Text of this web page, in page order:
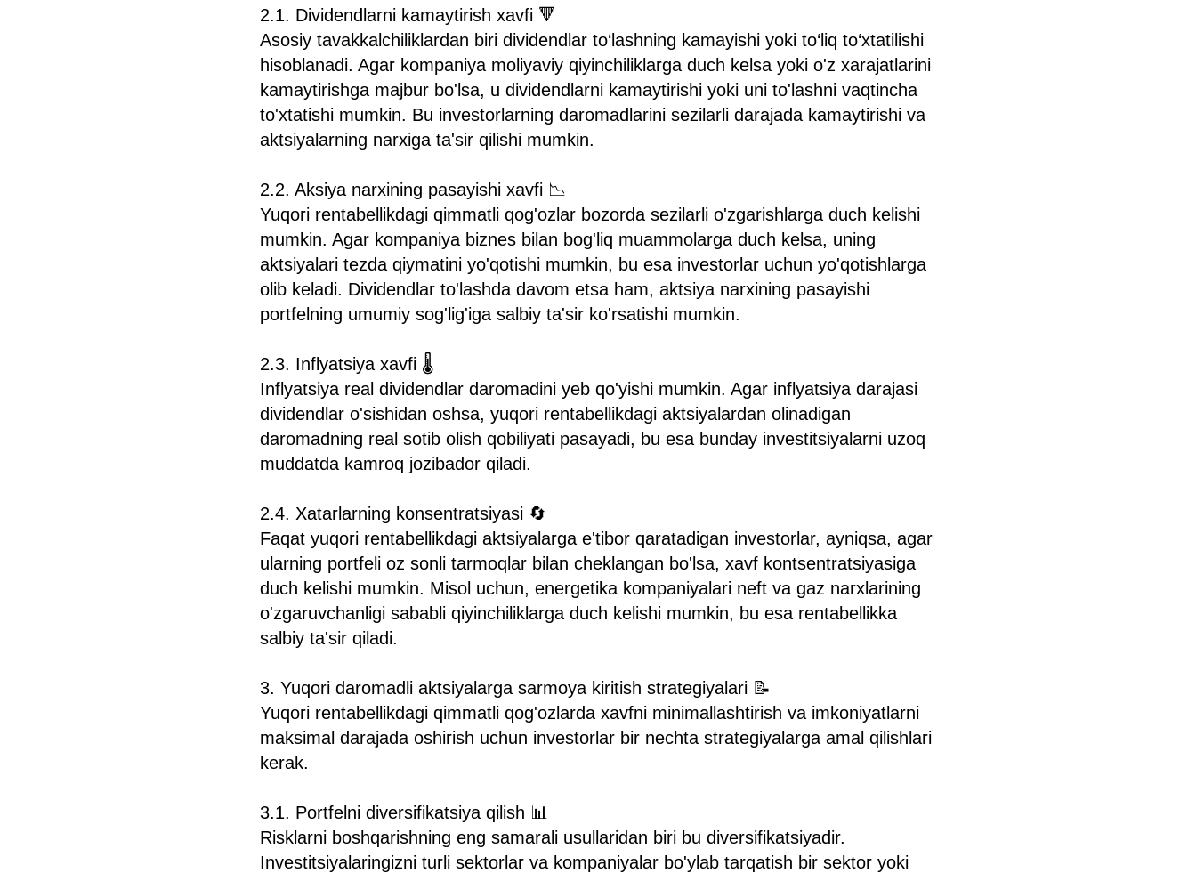
2.1. Dividendlarni kamaytirish xavfi 🔻
Asosiy tavakkalchiliklardan biri dividendlar to‘lashning kamayishi yoki to‘liq to‘xtatilishi
hisoblanadi. Agar kompaniya moliyaviy qiyinchiliklarga duch kelsa yoki o'z xarajatlarini
kamaytirishga majbur bo'lsa, u dividendlarni kamaytirishi yoki uni to'lashni vaqtincha
to'xtatishi mumkin. Bu investorlarning daromadlarini sezilarli darajada kamaytirishi va
aktsiyalarning narxiga ta'sir qilishi mumkin.
2.2. Aksiya narxining pasayishi xavfi 📉
Yuqori rentabellikdagi qimmatli qog'ozlar bozorda sezilarli o'zgarishlarga duch kelishi
mumkin. Agar kompaniya biznes bilan bog'liq muammolarga duch kelsa, uning
aktsiyalari tezda qiymatini yo'qotishi mumkin, bu esa investorlar uchun yo'qotishlarga
olib keladi. Dividendlar to'lashda davom etsa ham, aktsiya narxining pasayishi
portfelning umumiy sog'lig'iga salbiy ta'sir ko'rsatishi mumkin.
2.3. Inflyatsiya xavfi 🌡️
Inflyatsiya real dividendlar daromadini yeb qo'yishi mumkin. Agar inflyatsiya darajasi
dividendlar o'sishidan oshsa, yuqori rentabellikdagi aktsiyalardan olinadigan
daromadning real sotib olish qobiliyati pasayadi, bu esa bunday investitsiyalarni uzoq
muddatda kamroq jozibador qiladi.
2.4. Xatarlarning konsentratsiyasi 🔄
Faqat yuqori rentabellikdagi aktsiyalarga e'tibor qaratadigan investorlar, ayniqsa, agar
ularning portfeli oz sonli tarmoqlar bilan cheklangan bo'lsa, xavf kontsentratsiyasiga
duch kelishi mumkin. Misol uchun, energetika kompaniyalari neft va gaz narxlarining
o'zgaruvchanligi sababli qiyinchiliklarga duch kelishi mumkin, bu esa rentabellikka
salbiy ta'sir qiladi.
3. Yuqori daromadli aktsiyalarga sarmoya kiritish strategiyalari 📝
Yuqori rentabellikdagi qimmatli qog'ozlarda xavfni minimallashtirish va imkoniyatlarni
maksimal darajada oshirish uchun investorlar bir nechta strategiyalarga amal qilishlari
kerak.
3.1. Portfelni diversifikatsiya qilish 📊
Risklarni boshqarishning eng samarali usullaridan biri bu diversifikatsiyadir.
Investitsiyalaringizni turli sektorlar va kompaniyalar bo'ylab tarqatish bir sektor yoki